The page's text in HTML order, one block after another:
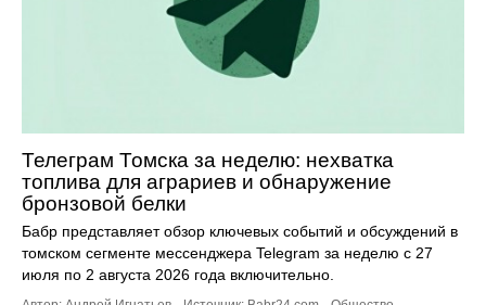
Телеграм Томска за неделю: нехватка
топлива для аграриев и обнаружение
бронзовой белки
Бабр представляет обзор ключевых событий и обсуждений в
томском сегменте мессенджера Telegram за неделю с 27
июля по 2 августа 2026 года включительно.